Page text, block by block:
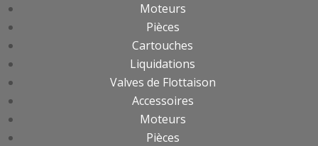
Moteurs
Pièces
Cartouches
Liquidations
Valves de Flottaison
Accessoires
Moteurs
Pièces